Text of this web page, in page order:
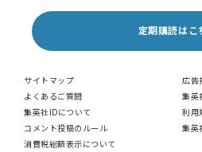
定期購読はこ
サイトマップ
広告
よくあるご質問
集英
集英社IDについて
利用
コメント投稿のルール
集英
消費税総額表示について